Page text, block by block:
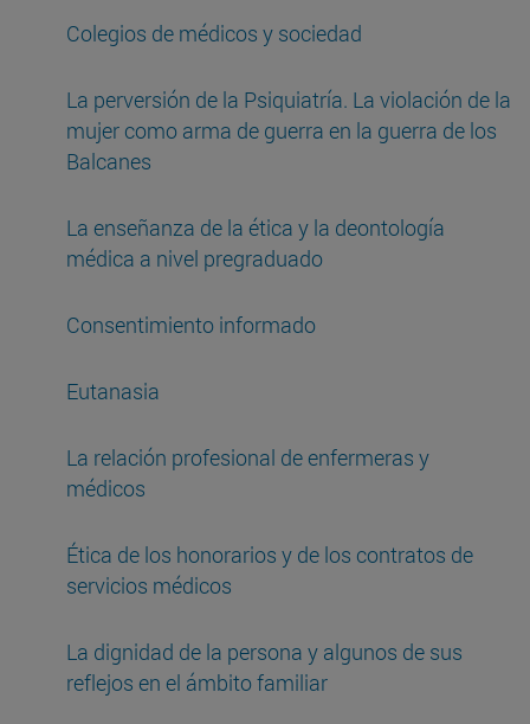
Colegios de médicos y sociedad
La perversión de la Psiquiatría. La violación de la
mujer como arma de guerra en la guerra de los
Balcanes
La enseñanza de la ética y la deontología
médica a nivel pregraduado
Consentimiento informado
Eutanasia
La relación profesional de enfermeras y
médicos
Ética de los honorarios y de los contratos de
servicios médicos
La dignidad de la persona y algunos de sus
reflejos en el ámbito familiar